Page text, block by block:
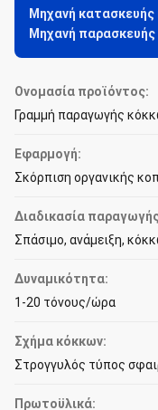
Μηχανή
Μηχανή
Ονομασία προϊόντος:
Γραμμή παραγωγής
Εφαρμογή:
Σκόρπιση οργανικής
Διαδικασία
Σπάσιμο, ανάμειξη,
Δυναμικότητα:
1-20 τόνους/ώρα
Σχήμα κόκκων:
Στρογγυλός τύπος
Πρωτοϋλικά: